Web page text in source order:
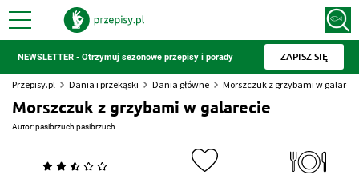
NEWSLETTER - Otrzymuj sezonowe przepisy i porady ZAPISZ SIĘ
Przepisy.pl Dania i przekąski Dania główne Morszczuk z grzybami w
Morszczuk z grzybami w galarecie
Autor:pasibrzuch pasibrzuch